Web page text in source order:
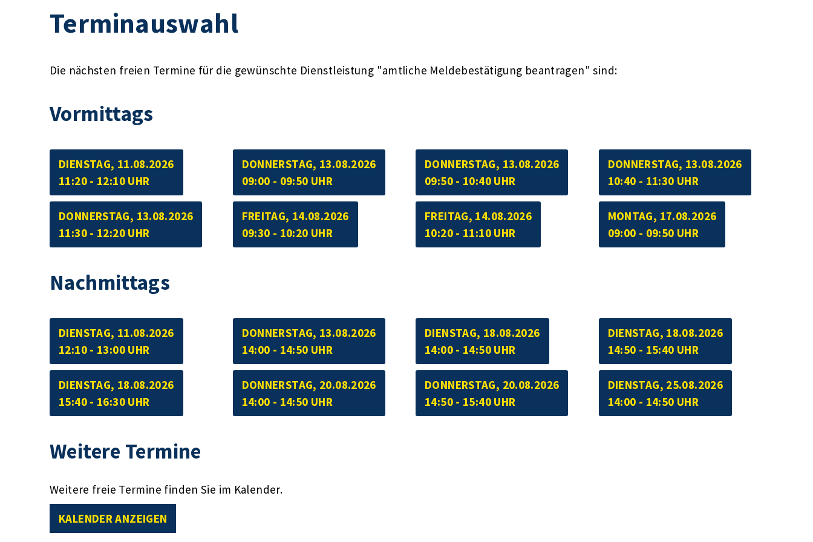
Terminauswahl
Die nächsten freien Termine für die gewünschte Dienstleistung "amtliche Meldebestätigung beantragen" sind:
Vormittags
DIENSTAG, 11.08.2026
11:20 - 12:10 UHR
DONNERSTAG, 13.08.2026
09:00 - 09:50 UHR
DONNERSTAG, 13.08.2026
09:50 - 10:40 UHR
DONNERSTAG, 13.08.2026
10:40 - 11:30 UHR
DONNERSTAG, 13.08.2026
11:30 - 12:20 UHR
FREITAG, 14.08.2026
09:30 - 10:20 UHR
FREITAG, 14.08.2026
10:20 - 11:10 UHR
MONTAG, 17.08.2026
09:00 - 09:50 UHR
Nachmittags
DIENSTAG, 11.08.2026
12:10 - 13:00 UHR
DONNERSTAG, 13.08.2026
14:00 - 14:50 UHR
DIENSTAG, 18.08.2026
14:00 - 14:50 UHR
DIENSTAG, 18.08.2026
14:50 - 15:40 UHR
DIENSTAG, 18.08.2026
15:40 - 16:30 UHR
DONNERSTAG, 20.08.2026
14:00 - 14:50 UHR
DONNERSTAG, 20.08.2026
14:50 - 15:40 UHR
DIENSTAG, 25.08.2026
14:00 - 14:50 UHR
Weitere Termine
Weitere freie Termine finden Sie im Kalender.
KALENDER ANZEIGEN